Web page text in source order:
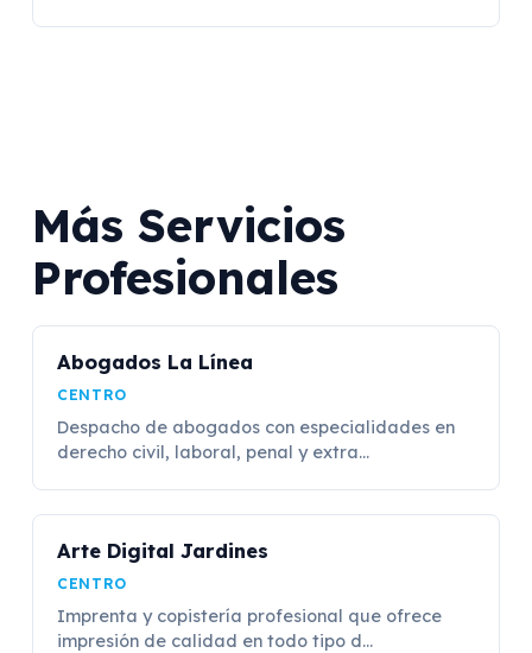
Más Servicios
Profesionales
Abogados La Línea
CENTRO
Despacho de abogados con especialidades en
derecho civil, laboral, penal y extra...
Arte Digital Jardines
CENTRO
Imprenta y copistería profesional que ofrece
impresión de calidad en todo tipo d...